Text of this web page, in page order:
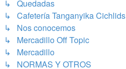
↳ Quedadas
↳ Cafetería Tanganyika Cichlids
↳ Nos conocemos
↳ Mercadillo Off Topic
↳ Mercadillo
↳ NORMAS Y OTROS